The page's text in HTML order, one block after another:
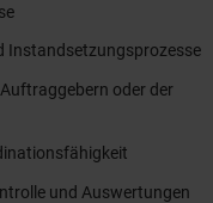
Instandsetzungsprozesse
oder der
und Auswertungen